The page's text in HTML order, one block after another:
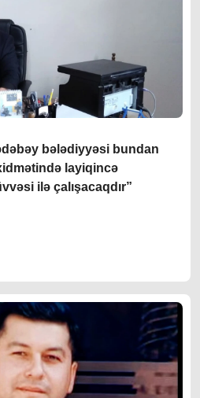
bələdiyyəsi bundan
layiqincə
ilə çalışacaqdır”